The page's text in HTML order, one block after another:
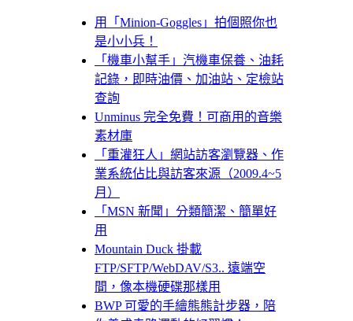
用「Minion-Goggles」拍個照你也
是小小兵！
「機車小幫手」汽機車保養、油耗
記錄，即時油價、加油站、定檢站
查詢
Unminus 完全免費！可商用的音樂
素材庫
「重灌狂人」網站訪客瀏覽器、作
業系統佔比與訪客來源（2009.4~5
月）
「MSN 新聞」分類簡潔、簡單好
用
Mountain Duck 掛載
FTP/SFTP/WebDAV/S3.. 遠端空
間，像本機硬碟那樣用
BWP 可愛的手繪熊熊計步器，陪